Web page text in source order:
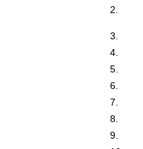
2.
3.
4.
5.
6.
7.
8.
9.